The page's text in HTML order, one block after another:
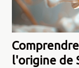
l'origine de